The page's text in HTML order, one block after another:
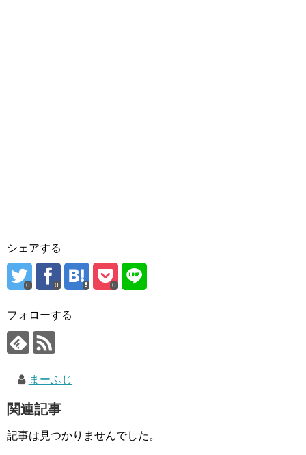
シェアする
0 0 0
フォローする
まーふじ
関連記事
記事は見つかりませんでした。